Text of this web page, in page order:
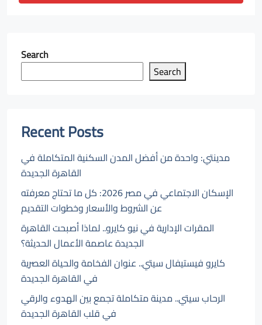
Search
Search
Recent Posts
مدينتي: واحدة من أفضل المدن السكنية المتكاملة في
القاهرة الجديدة
الإسكان الاجتماعي في مصر 2026: كل ما تحتاج معرفته
عن الشروط والأسعار وخطوات التقديم
المقرات الإدارية في نيو كايرو.. لماذا أصبحت القاهرة
الجديدة عاصمة الأعمال الحديثة؟
كايرو فيستيفال سيتي.. عنوان الفخامة والحياة العصرية
في القاهرة الجديدة
الرحاب سيتي.. مدينة متكاملة تجمع بين الهدوء والرقي
في قلب القاهرة الجديدة